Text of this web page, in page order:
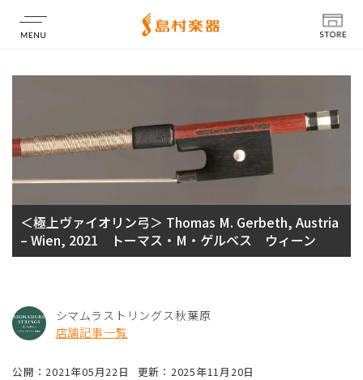
店舗情報
＜極上ヴァイオリン弓＞ Thomas M. Gerbeth, Austria
– Wien, 2021 トーマス・M・ゲルベス ウィーン
シマムラストリングス秋葉原
店舗記事一覧
公開：2021年05月22日 更新：2025年11月20日